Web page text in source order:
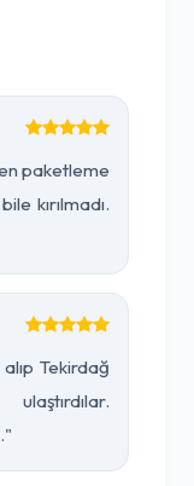
paketleme
kırılmadı.
Tekirdağ